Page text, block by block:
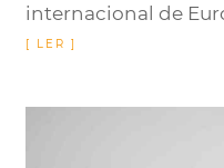
internacional de